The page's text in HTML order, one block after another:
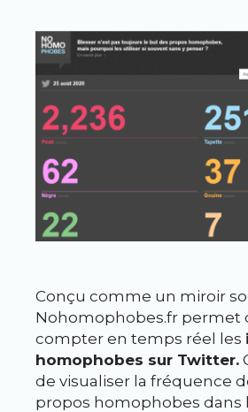
Conçu comme un miroir
Nohomophobes.fr permet
compter en temps réel les
homophobes sur Twitter.
de visualiser la fréquence
propos homophobes dans